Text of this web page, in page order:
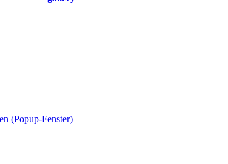
(Popup-Fenster)